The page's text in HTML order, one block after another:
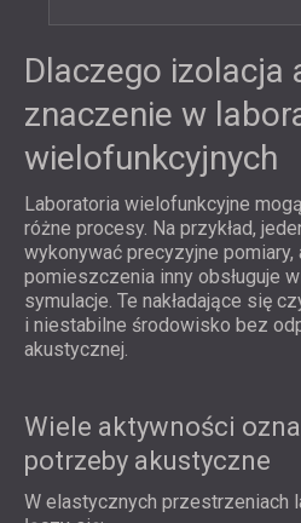
Dlaczego izolacja
znaczenie w
wielofunkcyjnych
Laboratoria wielofunkcyjne
różne procesy. Na przykład,
wykonywać precyzyjne
pomieszczenia inny obsługuje
symulacje. Te nakładające się
i niestabilne środowisko bez
akustycznej.
Wiele aktywności
potrzeby akustyczne
W elastycznych przestrzeniach